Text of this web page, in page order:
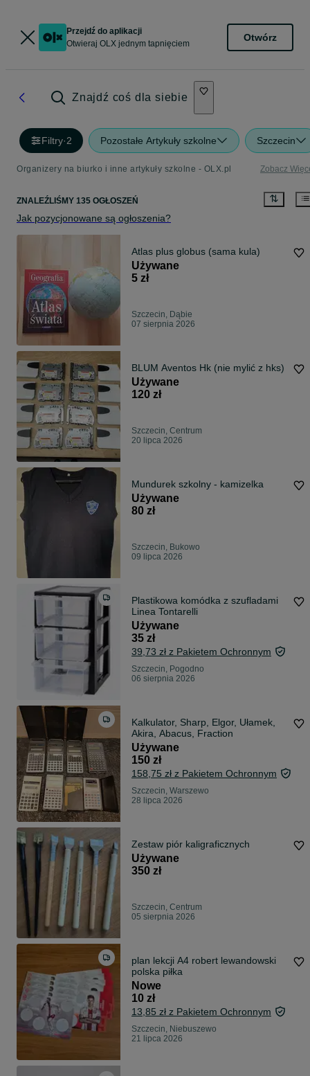
Przejdź do aplikacji
Otwieraj OLX jednym tapnięciem
Otwórz
Znajdź coś dla siebie
Filtry·2 Pozostałe Artykuły szkolne Szczecin
Organizery na biurko i inne artykuły szkolne - OLX.pl Zobacz
ZNALEŹLIŚMY 135 OGŁOSZEŃ
Jak pozycjonowane są ogłoszenia?
Atlas plus globus (sama kula)
Używane
5 zł
Szczecin, Dąbie
07 sierpnia 2026
BLUM Aventos Hk (nie mylić z hks)
Używane
120 zł
Szczecin, Centrum
20 lipca 2026
Mundurek szkolny - kamizelka
Używane
80 zł
Szczecin, Bukowo
09 lipca 2026
Plastikowa komódka z szufladami
Linea Tontarelli
Używane
35 zł
39,73 zł z Pakietem Ochronnym
Szczecin, Pogodno
06 sierpnia 2026
Kalkulator, Sharp, Elgor, Ułamek,
Akira, Abacus, Fraction
Używane
150 zł
158,75 zł z Pakietem Ochronnym
Szczecin, Warszewo
28 lipca 2026
Zestaw piór kaligraficznych
Używane
350 zł
Szczecin, Centrum
05 sierpnia 2026
plan lekcji A4 robert lewandowski
polska piłka
Nowe
10 zł
13,85 zł z Pakietem Ochronnym
Szczecin, Niebuszewo
21 lipca 2026